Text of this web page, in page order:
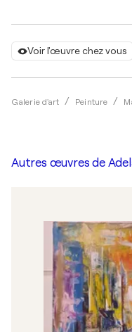
Voir l'œuvre chez vous
Galerie d'art Peinture
Autres œuvres de